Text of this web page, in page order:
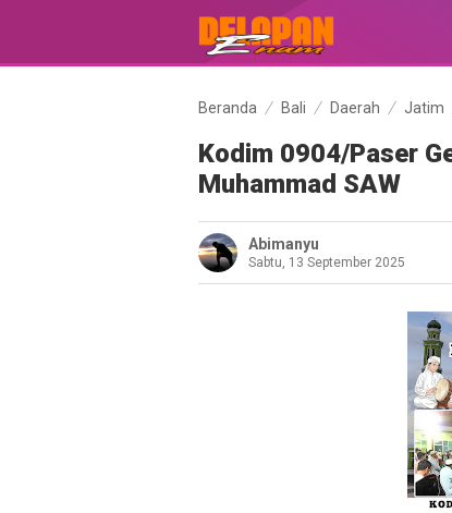
Beranda Bali Daerah Jatim
Kodim 0904/Paser
Muhammad SAW
Abimanyu
Sabtu, 13 September 2025